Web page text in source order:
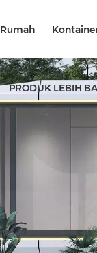
Rumah
PRODUK LEBIH